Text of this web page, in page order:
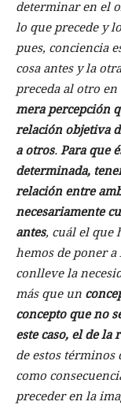
determinar en el
lo que precede y
pues, conciencia
cosa antes y la
preceda al otro en
mera percepción
relación objetiva
a otros. Para que
determinada,
relación entre
necesariamente
antes, cuál el que
hemos de poner
conlleve la
más que un
concepto que no
este caso, el de la
de estos términos
como
preceder en la